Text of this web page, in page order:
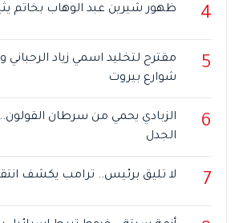
4 ظهور شيرين عبد الوهاب بخاتم
5
مقترح لتخليد اسمي زياد الرحباني
شوارع بيروت
6
الزبادي يحمي من سرطان
الجدل
7 لا تليق برئيس.. ترامب يكشف